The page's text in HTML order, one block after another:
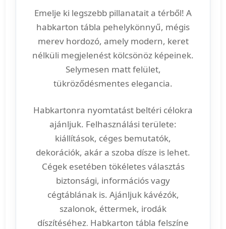
Emelje ki legszebb pillanatait a térből! A
habkarton tábla pehelykönnyű, mégis
merev hordozó, amely modern, keret
nélküli megjelenést kölcsönöz képeinek.
Selymesen matt felület,
tükröződésmentes elegancia.
Habkartonra nyomtatást beltéri célokra
ajánljuk. Felhasználási területe:
kiállítások, céges bemutatók,
dekorációk, akár a szoba dísze is lehet.
Cégek esetében tökéletes választás
biztonsági, információs vagy
cégtáblának is. Ajánljuk kávézók,
szalonok, éttermek, irodák
díszítéséhez. Habkarton tábla felszíne